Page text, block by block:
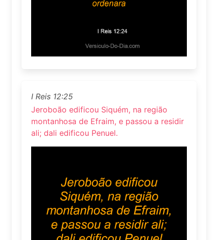
I Reis 12:25
Jeroboão edificou Siquém, na região
montanhosa de Efraim, e passou a residir
ali; dali edificou Penuel.